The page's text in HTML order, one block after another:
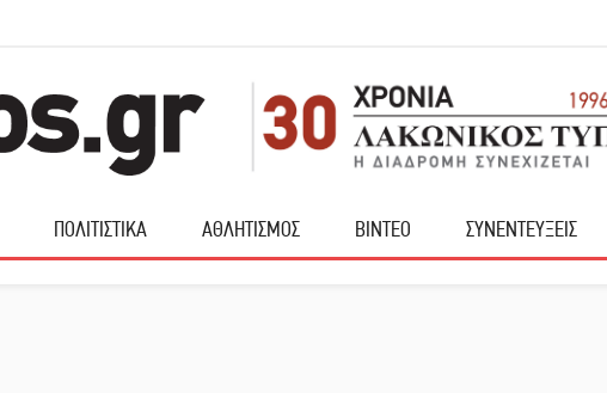
ΠΟΛΙΤΙΣΤΙΚΑ ΑΘΛΗΤΙΣΜΟΣ ΒΙΝΤΕΟ ΣΥΝΕΝΤΕΥΞΕΙΣ